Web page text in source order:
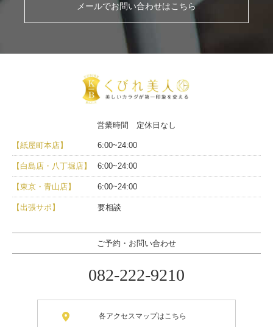
メールでお問い合わせはこちら
営業時間 定休日なし
【紙屋町本店】 6:00~24:00
【白島店・八丁堀店】 6:00~24:00
【東京・青山店】 6:00~24:00
【出張サポ】 要相談
ご予約・お問い合わせ
082-222-9210
各アクセスマップはこちら